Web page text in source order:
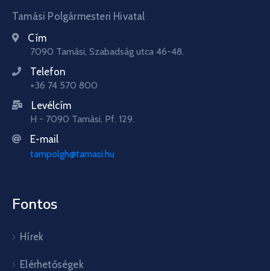
Tamási Polgármesteri Hivatal
Cím
7090 Tamási, Szabadság utca 46-48.
Telefon
+36 74 570 800
Levélcím
H - 7090 Tamási, Pf. 129.
E-mail
tampolgh@tamasi.hu
Fontos
Hírek
Elérhetőségek